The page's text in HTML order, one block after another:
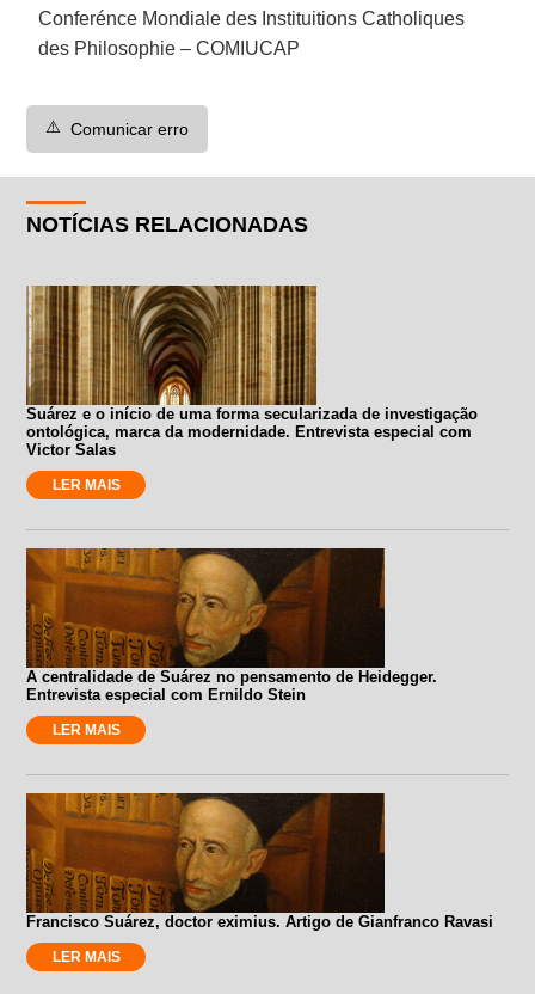
Conferénce Mondiale des Instituitions Catholiques
des Philosophie – COMIUCAP
⚠️ Comunicar erro
NOTÍCIAS RELACIONADAS
Suárez e o início de uma forma secularizada de investigação
ontológica, marca da modernidade. Entrevista especial com
Victor Salas
LER MAIS
A centralidade de Suárez no pensamento de Heidegger.
Entrevista especial com Ernildo Stein
LER MAIS
Francisco Suárez, doctor eximius. Artigo de Gianfranco Ravasi
LER MAIS